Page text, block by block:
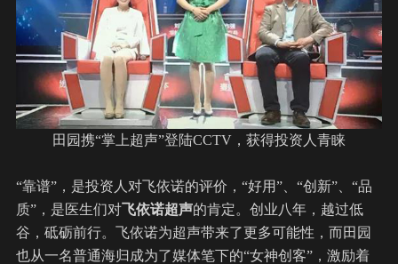
田园携“掌上超声”登陆CCTV，获得投资人青睐
“靠谱”，是投资人对飞依诺的评价，“好用”、“创新”、“品
质”，是医生们对飞依诺超声的肯定。创业八年，越过低
谷，砥砺前行。飞依诺为超声带来了更多可能性，而田园
也从一名普通海归成为了媒体笔下的“女神创客”，激励着